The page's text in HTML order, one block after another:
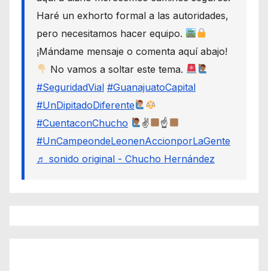
Haré un exhorto formal a las autoridades,
pero necesitamos hacer equipo.
¡Mándame mensaje o comenta aquí abajo!
No vamos a soltar este tema.
#SeguridadVial #GuanajuatoCapital
#UnDipitadoDiferente
#CuentaconChucho
✌
☝
#UnCampeondeLeonenAccionporLaGente
♬ sonido original - Chucho Hernández